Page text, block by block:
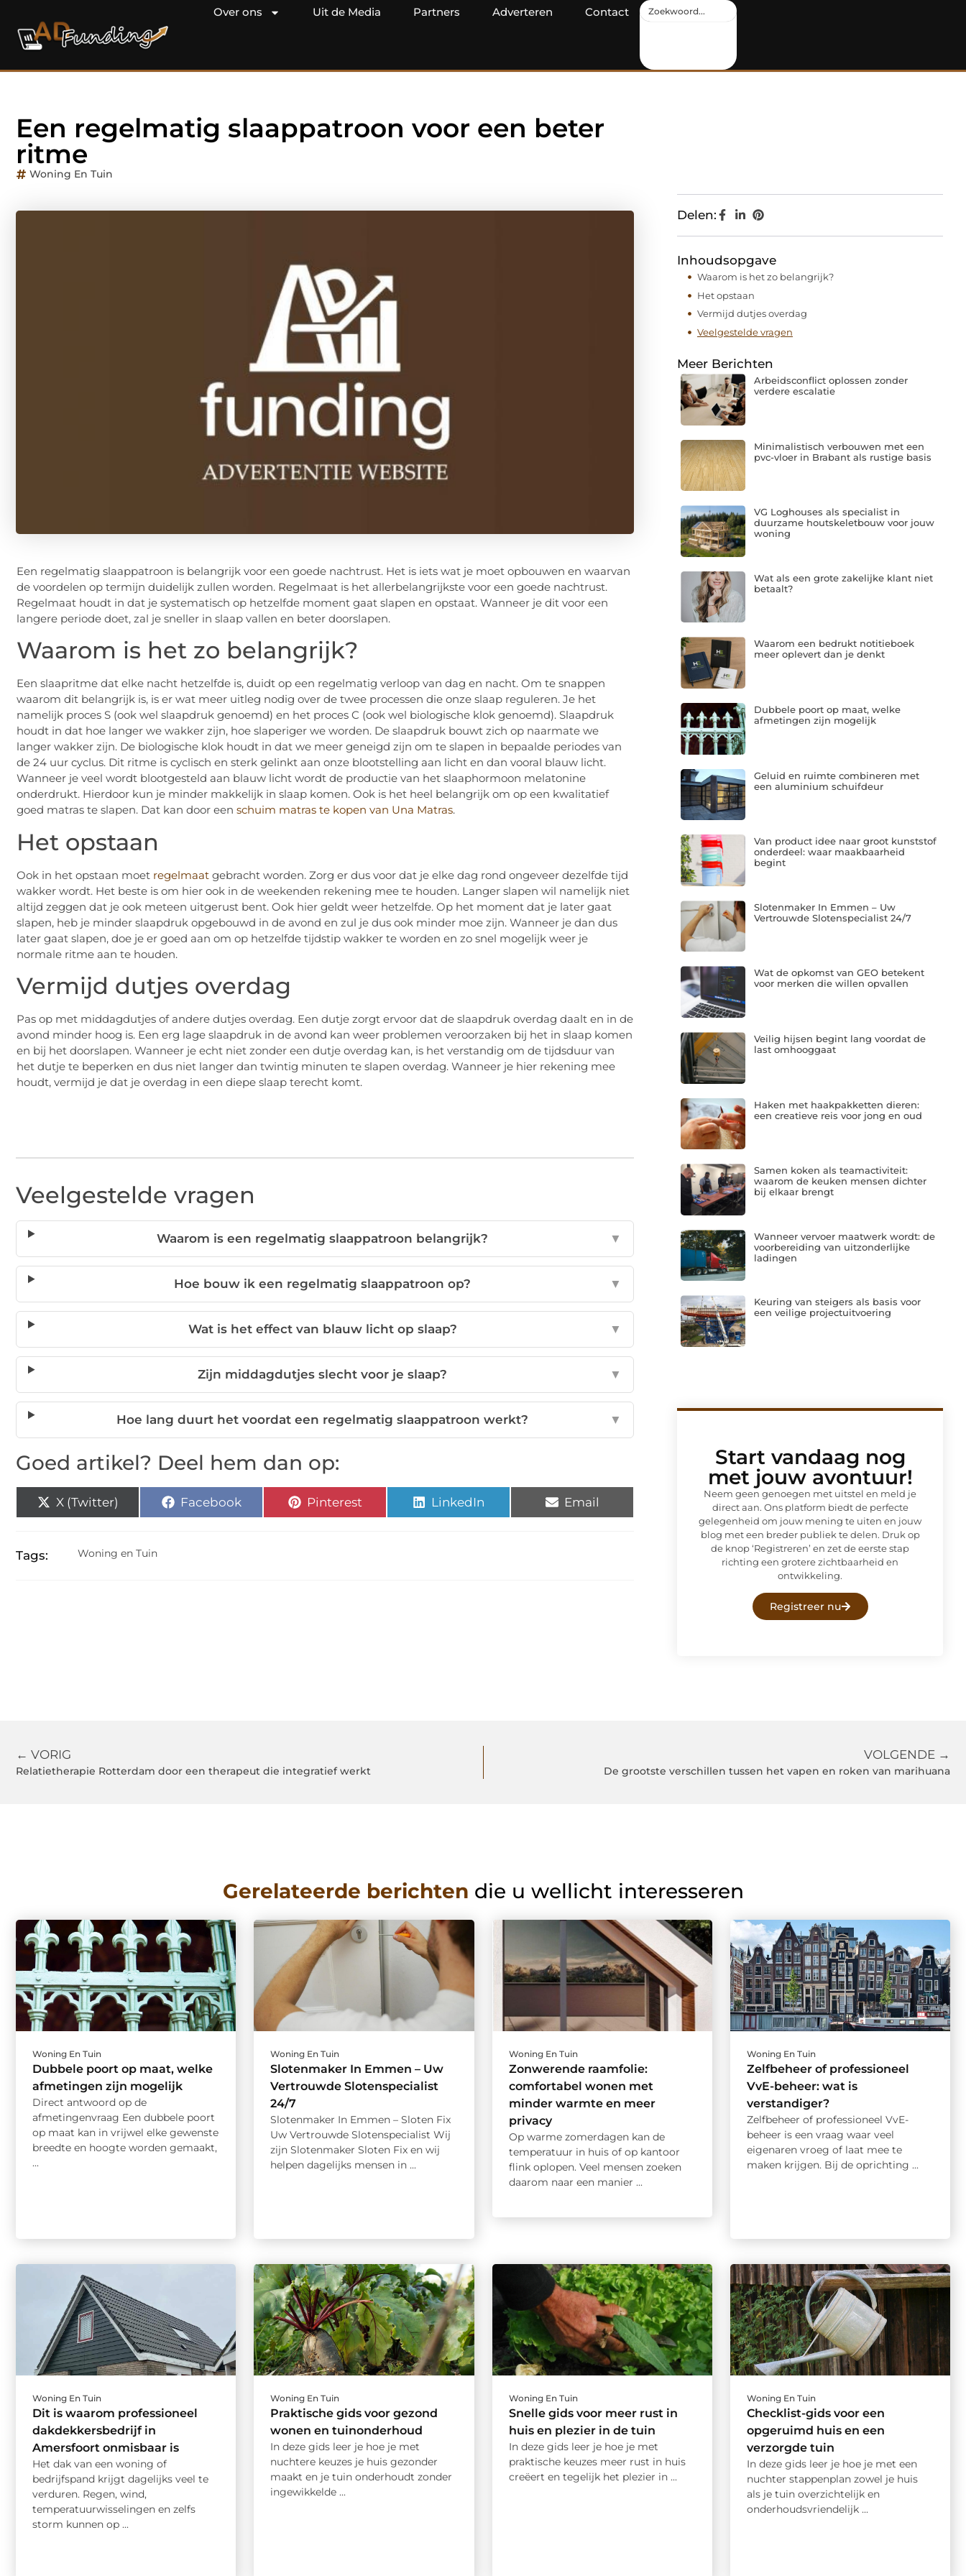
Over ons Uit de Media Partners Adverteren Contact
Een regelmatig slaappatroon voor een beter
ritme
Woning En Tuin
Een regelmatig slaappatroon is belangrijk voor een goede nachtrust. Het is iets wat je moet opbouwen en waarvan
de voordelen op termijn duidelijk zullen worden. Regelmaat is het allerbelangrijkste voor een goede nachtrust.
Regelmaat houdt in dat je systematisch op hetzelfde moment gaat slapen en opstaat. Wanneer je dit voor een
langere periode doet, zal je sneller in slaap vallen en beter doorslapen.
Waarom is het zo belangrijk?
Een slaapritme dat elke nacht hetzelfde is, duidt op een regelmatig verloop van dag en nacht. Om te snappen
waarom dit belangrijk is, is er wat meer uitleg nodig over de twee processen die onze slaap reguleren. Je het
namelijk proces S (ook wel slaapdruk genoemd) en het proces C (ook wel biologische klok genoemd). Slaapdruk
houdt in dat hoe langer we wakker zijn, hoe slaperiger we worden. De slaapdruk bouwt zich op naarmate we
langer wakker zijn. De biologische klok houdt in dat we meer geneigd zijn om te slapen in bepaalde periodes van
de 24 uur cyclus. Dit ritme is cyclisch en sterk gelinkt aan onze blootstelling aan licht en dan vooral blauw licht.
Wanneer je veel wordt blootgesteld aan blauw licht wordt de productie van het slaaphormoon melatonine
onderdrukt. Hierdoor kun je minder makkelijk in slaap komen. Ook is het heel belangrijk om op een kwalitatief
goed matras te slapen. Dat kan door een schuim matras te kopen van Una Matras.
Het opstaan
Ook in het opstaan moet regelmaat gebracht worden. Zorg er dus voor dat je elke dag rond ongeveer dezelfde tijd
wakker wordt. Het beste is om hier ook in de weekenden rekening mee te houden. Langer slapen wil namelijk niet
altijd zeggen dat je ook meteen uitgerust bent. Ook hier geldt weer hetzelfde. Op het moment dat je later gaat
slapen, heb je minder slaapdruk opgebouwd in de avond en zul je dus ook minder moe zijn. Wanneer je dan dus
later gaat slapen, doe je er goed aan om op hetzelfde tijdstip wakker te worden en zo snel mogelijk weer je
normale ritme aan te houden.
Vermijd dutjes overdag
Pas op met middagdutjes of andere dutjes overdag. Een dutje zorgt ervoor dat de slaapdruk overdag daalt en in de
avond minder hoog is. Een erg lage slaapdruk in de avond kan weer problemen veroorzaken bij het in slaap komen
en bij het doorslapen. Wanneer je echt niet zonder een dutje overdag kan, is het verstandig om de tijdsduur van
het dutje te beperken en dus niet langer dan twintig minuten te slapen overdag. Wanneer je hier rekening mee
houdt, vermijd je dat je overdag in een diepe slaap terecht komt.
Veelgestelde vragen
Waarom is een regelmatig slaappatroon belangrijk? ▼
Hoe bouw ik een regelmatig slaappatroon op? ▼
Wat is het effect van blauw licht op slaap? ▼
Zijn middagdutjes slecht voor je slaap? ▼
Hoe lang duurt het voordat een regelmatig slaappatroon werkt? ▼
Goed artikel? Deel hem dan op:
X (Twitter) Facebook Pinterest LinkedIn Email
Tags: Woning en Tuin
Delen:
Inhoudsopgave
Waarom is het zo belangrijk?
Het opstaan
Vermijd dutjes overdag
Veelgestelde vragen
Meer Berichten
Arbeidsconflict oplossen zonder
verdere escalatie
Minimalistisch verbouwen met een
pvc-vloer in Brabant als rustige basis
VG Loghouses als specialist in
duurzame houtskeletbouw voor jouw
woning
Wat als een grote zakelijke klant niet
betaalt?
Waarom een bedrukt notitieboek
meer oplevert dan je denkt
Dubbele poort op maat, welke
afmetingen zijn mogelijk
Geluid en ruimte combineren met
een aluminium schuifdeur
Van product idee naar groot kunststof
onderdeel: waar maakbaarheid
begint
Slotenmaker In Emmen – Uw
Vertrouwde Slotenspecialist 24/7
Wat de opkomst van GEO betekent
voor merken die willen opvallen
Veilig hijsen begint lang voordat de
last omhooggaat
Haken met haakpakketten dieren:
een creatieve reis voor jong en oud
Samen koken als teamactiviteit:
waarom de keuken mensen dichter
bij elkaar brengt
Wanneer vervoer maatwerk wordt: de
voorbereiding van uitzonderlijke
ladingen
Keuring van steigers als basis voor
een veilige projectuitvoering
Start vandaag nog
met jouw avontuur!
Neem geen genoegen met uitstel en meld je
direct aan. Ons platform biedt de perfecte
gelegenheid om jouw mening te uiten en jouw
blog met een breder publiek te delen. Druk op
de knop ‘Registreren’ en zet de eerste stap
richting een grotere zichtbaarheid en
ontwikkeling.
Registreer nu
← VORIG
Relatietherapie Rotterdam door een therapeut die integratief werkt
VOLGENDE →
De grootste verschillen tussen het vapen en roken van marihuana
Gerelateerde berichten die u wellicht interesseren
Woning En Tuin
Dubbele poort op maat, welke
afmetingen zijn mogelijk
Direct antwoord op de
afmetingenvraag Een dubbele poort
op maat kan in vrijwel elke gewenste
breedte en hoogte worden gemaakt,
...
Woning En Tuin
Slotenmaker In Emmen – Uw
Vertrouwde Slotenspecialist
24/7
Slotenmaker In Emmen – Sloten Fix
Uw Vertrouwde Slotenspecialist Wij
zijn Slotenmaker Sloten Fix en wij
helpen dagelijks mensen in ...
Woning En Tuin
Zonwerende raamfolie:
comfortabel wonen met
minder warmte en meer
privacy
Op warme zomerdagen kan de
temperatuur in huis of op kantoor
flink oplopen. Veel mensen zoeken
daarom naar een manier ...
Woning En Tuin
Zelfbeheer of professioneel
VvE-beheer: wat is
verstandiger?
Zelfbeheer of professioneel VvE-
beheer is een vraag waar veel
eigenaren vroeg of laat mee te
maken krijgen. Bij de oprichting ...
Woning En Tuin
Dit is waarom professioneel
dakdekkersbedrijf in
Amersfoort onmisbaar is
Het dak van een woning of
bedrijfspand krijgt dagelijks veel te
verduren. Regen, wind,
temperatuurwisselingen en zelfs
storm kunnen op ...
Woning En Tuin
Praktische gids voor gezond
wonen en tuinonderhoud
In deze gids leer je hoe je met
nuchtere keuzes je huis gezonder
maakt en je tuin onderhoudt zonder
ingewikkelde ...
Woning En Tuin
Snelle gids voor meer rust in
huis en plezier in de tuin
In deze gids leer je hoe je met
praktische keuzes meer rust in huis
creëert en tegelijk het plezier in ...
Woning En Tuin
Checklist-gids voor een
opgeruimd huis en een
verzorgde tuin
In deze gids leer je hoe je met een
nuchter stappenplan zowel je huis
als je tuin overzichtelijk en
onderhoudsvriendelijk ...